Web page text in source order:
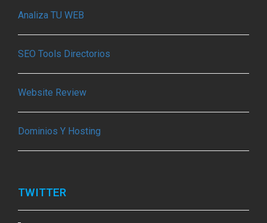
Analiza TU WEB
SEO Tools Directorios
Website Review
Dominios Y Hosting
TWITTER